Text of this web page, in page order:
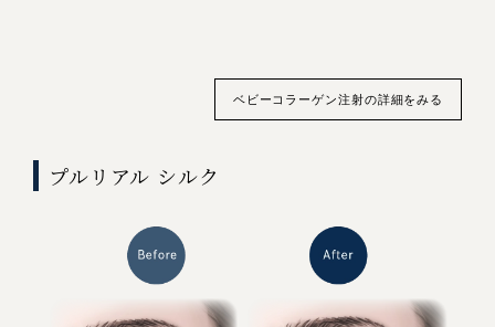
ベビーコラーゲン注射の詳細をみる
プルリアル シルク